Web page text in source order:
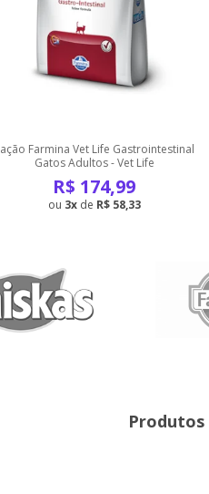
Farmina Vet Life Gastrointestinal
Gatos Adultos - Vet Life
R$ 174,99
3 de R$ 58,33
Produtos